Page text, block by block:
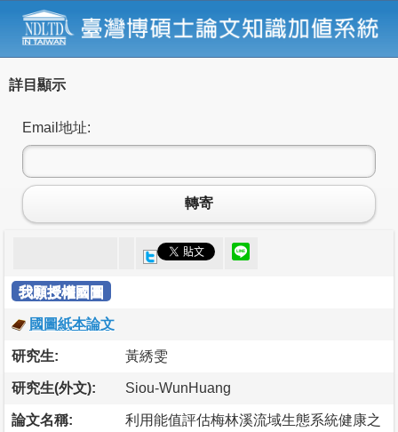
詳目顯示
Email地址:
轉寄
我願授權國圖
國圖紙本論文
研究生: 黃綉雯
研究生(外文): Siou-WunHuang
論文名稱:
利用能值評估梅林溪流域生態系統健康之